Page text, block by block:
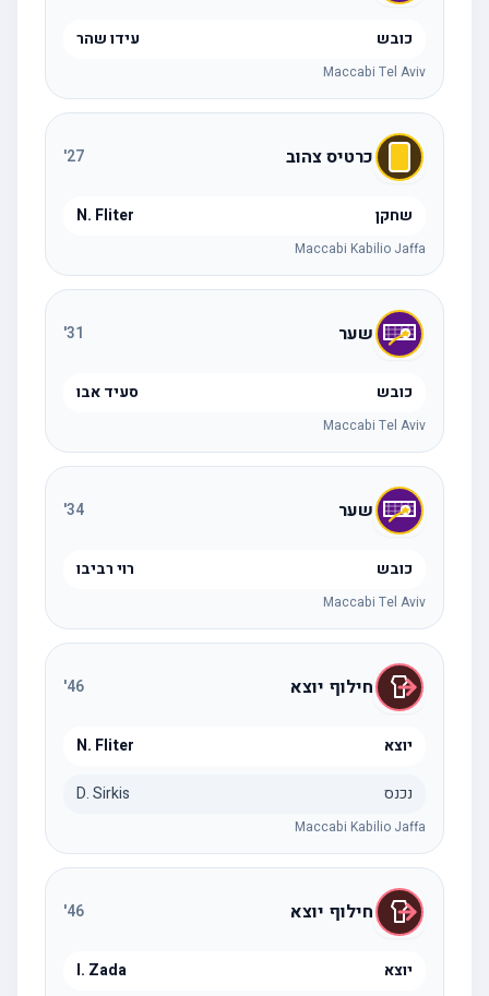
כובש עידו שהר
Maccabi Tel Aviv
כרטיס צהוב 27
'
שחקן N. Fliter
Maccabi Kabilio Jaffa
שער 31
'
כובש סעיד אבו
Maccabi Tel Aviv
שער 34
'
כובש רוי רביבו
Maccabi Tel Aviv
חילוף יוצא 46
'
יוצא N. Fliter
נכנס D. Sirkis
Maccabi Kabilio Jaffa
חילוף יוצא 46
'
יוצא I. Zada